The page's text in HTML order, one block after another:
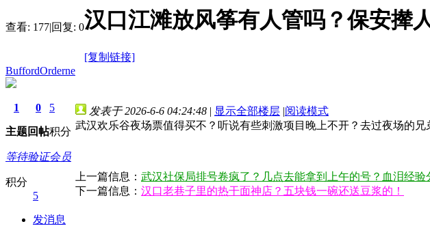
查看: 177|回复: 0汉口江滩放风筝有人管吗？保安撵
[复制链接]
BuffordOrderne
1
主题
0
回帖
5
积分
等待验证会员
积分
5
发消息
发表于 2026-6-6 04:24:48 | 显示全部楼层 |阅读模式
武汉欢乐谷夜场票值得买不？听说有些刺激项目晚上不开？去过夜场的
上一篇信息： 武汉社保局排号卷疯了？几点去能拿到上午的号？血泪经验
下一篇信息： 汉口老巷子里的热干面神店？五块钱一碗还送豆浆的！